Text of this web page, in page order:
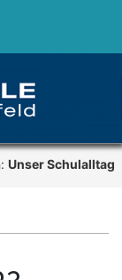
Unser Schulalltag